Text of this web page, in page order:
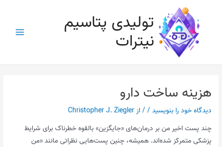
تولیدی پتاسیم
نیترات
Main
هزینه ساخت دارو
دیدگاه‌ خود را بنویسید// از Christopher J. Ziegler
چند پست اخیر من بر درمان‌های «جایگزین» بالقوه خطرناک برای شرایط
پزشکی متمرکز شده‌اند. همیشه، چنین پست‌هایی نظراتی مانند «من